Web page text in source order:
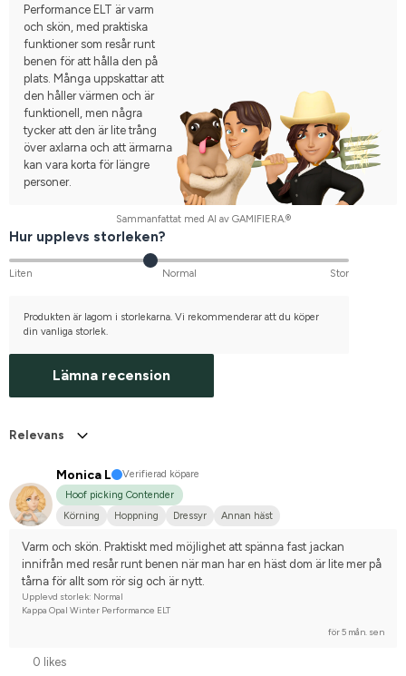
Performance ELT är varm
och skön, med praktiska
funktioner som resår runt
benen för att hålla den på
plats. Många uppskattar att
den håller värmen och är
funktionell, men några
tycker att den är lite trång
över axlarna och att ärmarna
kan vara korta för längre
personer.
Sammanfattat med AI av GAMIFIERA.®
Hur upplevs storleken?
Liten Normal Stor
Produkten är lagom i storlekarna. Vi rekommenderar att du köper
din vanliga storlek.
Lämna recension
Relevans
Monica L
Verifierad köpare
Hoof picking Contender
Körning
Hoppning Dressyr Annan häst
Varm och skön. Praktiskt med möjlighet att spänna fast jackan
innifrån med resår runt benen när man har en häst dom är lite mer på
tårna för allt som rör sig och är nytt.
Upplevd storlek: Normal
Kappa Opal Winter Performance ELT
för 5 mån. sen
0 likes